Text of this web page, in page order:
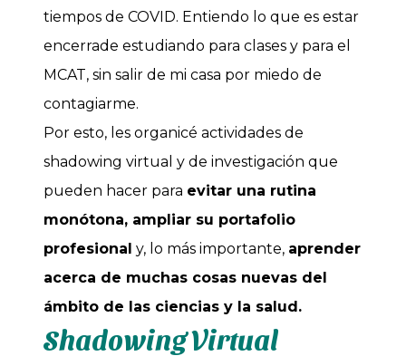
tiempos de COVID. Entiendo lo que es estar
encerrade estudiando para clases y para el
MCAT, sin salir de mi casa por miedo de
contagiarme.
Por esto, les organicé actividades de
shadowing virtual y de investigación que
pueden hacer para evitar una rutina
monótona, ampliar su portafolio
profesional y, lo más importante, aprender
acerca de muchas cosas nuevas del
ámbito de las ciencias y la salud.
Shadowing Virtual